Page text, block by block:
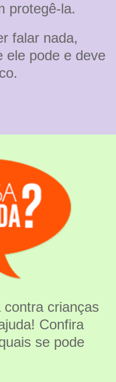
protegê-la.
falar nada,
ele pode e deve
crianças
Confira
se pode